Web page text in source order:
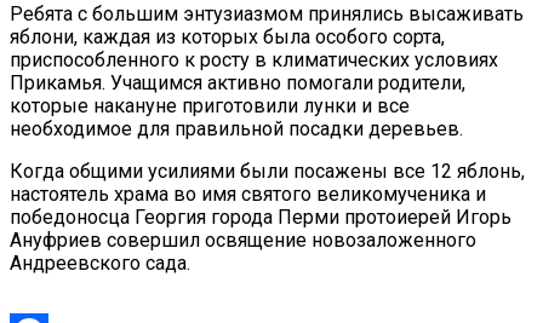
Ребята с большим энтузиазмом принялись высаживать
яблони, каждая из которых была особого сорта,
приспособленного к росту в климатических условиях
Прикамья. Учащимся активно помогали родители,
которые накануне приготовили лунки и все
необходимое для правильной посадки деревьев.
Когда общими усилиями были посажены все 12 яблонь,
настоятель храма во имя святого великомученика и
победоносца Георгия города Перми протоиерей Игорь
Ануфриев совершил освящение новозаложенного
Андреевского сада.